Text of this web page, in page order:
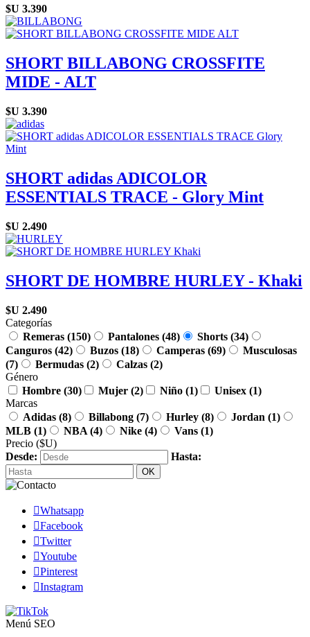
$U 3.390
SHORT BILLABONG CROSSFITE
MIDE - ALT
$U 3.390
SHORT adidas ADICOLOR
ESSENTIALS TRACE - Glory Mint
$U 2.490
SHORT DE HOMBRE HURLEY - Khaki
$U 2.490
Categorías
Remeras (150) Pantalones (48) Shorts (34)
Canguros (42) Buzos (18) Camperas (69)
Musculosas
(7)
Bermudas (2) Calzas (2)
Género
Hombre (30) Mujer (2) Niño (1) Unisex (1)
Marcas
Adidas (8) Billabong (7) Hurley (8) Jordan (1)
MLB (1) NBA (4) Nike (4) Vans (1)
Precio ($U)
Desde:
Hasta:
OK
Whatsapp
Facebook
Twitter
Youtube
Pinterest
Instagram
Menú SEO